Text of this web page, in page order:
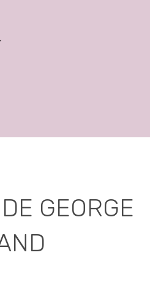
GEORGE